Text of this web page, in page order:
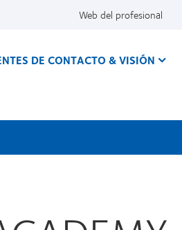
Web del profesional
DE CONTACTO & VISIÓN